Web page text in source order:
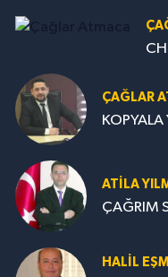
ÇAĞLAR
KOPYALA
ATILA
ÇAĞRIM
HALIL